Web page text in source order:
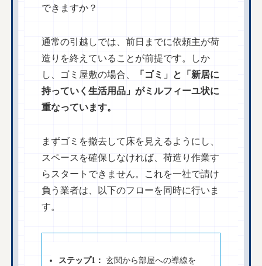
できますか？
通常の引越しでは、前日までに依頼主が荷
造りを終えていることが前提です。しか
し、ゴミ屋敷の場合、
「ゴミ」と「新居に
持っていく生活用品」がミルフィーユ状に
重なっています。
まずゴミを撤去して床を見えるようにし、
スペースを確保しなければ、荷造り作業す
らスタートできません。これを一社で請け
負う業者は、以下のフローを同時に行いま
す。
ステップ1： 玄関から部屋への導線を